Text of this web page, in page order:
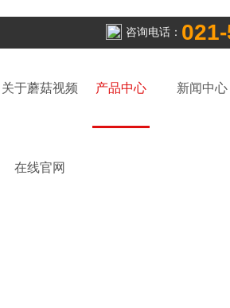
咨询电话：
关于蘑菇视频
在线官网
产品中心 新闻中心